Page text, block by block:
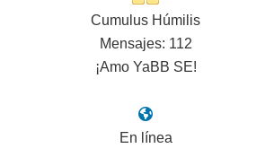
Cumulus Húmilis
Mensajes: 112
¡Amo YaBB SE!
En línea